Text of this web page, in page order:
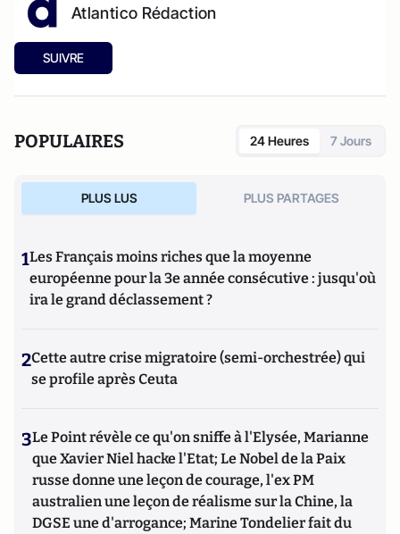
Atlantico Rédaction
SUIVRE
POPULAIRES 24 Heures 7 Jours
PLUS LUS PLUS PARTAGES
1Les Français moins riches que la moyenne
européenne pour la 3e année consécutive : jusqu'où
ira le grand déclassement ?
2Cette autre crise migratoire (semi-orchestrée) qui
se profile après Ceuta
3Le Point révèle ce qu'on sniffe à l'Elysée, Marianne
que Xavier Niel hacke l'Etat; Le Nobel de la Paix
russe donne une leçon de courage, l'ex PM
australien une leçon de réalisme sur la Chine, la
DGSE une d'arrogance; Marine Tondelier fait du